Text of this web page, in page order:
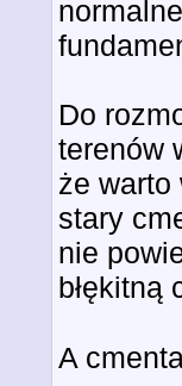
Do
terenów
że warto
stary
nie
błękitną
A